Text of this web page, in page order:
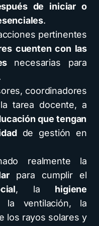
de iniciar o
.
pertinentes
cuenten con las
necesarias para
coordinadores
tarea docente, a
que tengan
de gestión en
realmente la
para cumplir el
, la higiene
la ventilación, la
los rayos solares y